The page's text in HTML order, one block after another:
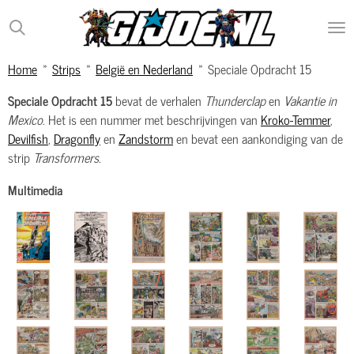
Ga
direct
de
Home » Strips » België en Nederland » Speciale Opdracht 15
Speciale Opdracht 15bevat de verhalen Thunderclapen Vakantie in
Mexico. Het is een nummer met beschrijvingen van Kroko-Temmer,
Devilfish, DragonflyenZandstormen bevat een aankondiging van de
strip Transformers.
Multimedia